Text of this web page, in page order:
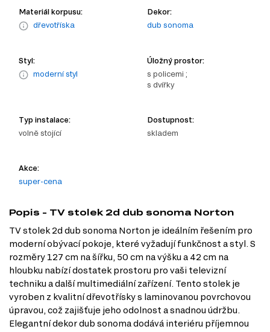
Materiál korpusu:
dřevotříska
Dekor:
dub sonoma
Styl:
moderní styl
Úložný prostor:
s policemi ;
s dvířky
Typ instalace:
volně stojící
Dostupnost:
skladem
Akce:
super-cena
Popis - TV stolek 2d dub sonoma Norton
TV stolek 2d dub sonoma Norton je ideálním řešením pro
moderní obývací pokoje, které vyžadují funkčnost a styl. S
rozměry 127 cm na šířku, 50 cm na výšku a 42 cm na
hloubku nabízí dostatek prostoru pro vaši televizní
techniku a další multimediální zařízení. Tento stolek je
vyroben z kvalitní dřevotřísky s laminovanou povrchovou
úpravou, což zajišťuje jeho odolnost a snadnou údržbu.
Elegantní dekor dub sonoma dodává interiéru příjemnou